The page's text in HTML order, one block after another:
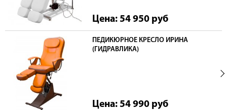
Цена: 54 950 руб
ПЕДИКЮРНОЕ КРЕСЛО ИРИНА
(ГИДРАВЛИКА)
Цена: 54 990 руб